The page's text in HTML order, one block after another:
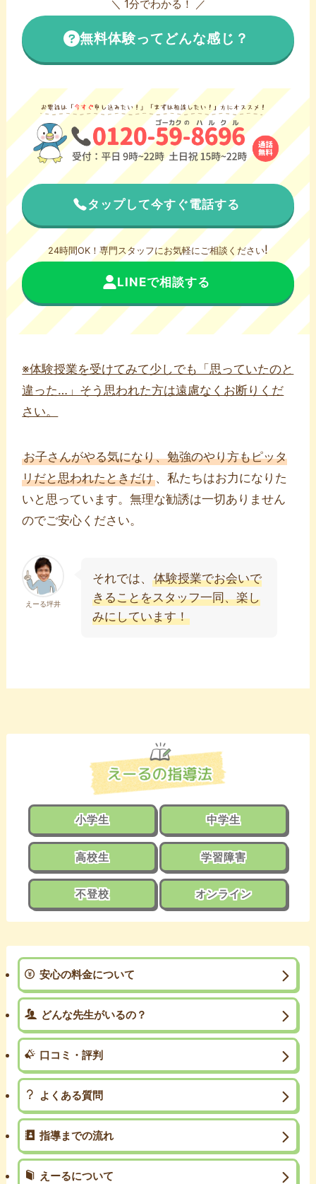
＼ 1分でわかる！ ／
無料体験ってどんな感じ？
タップして今すぐ電話する
24時間OK！専門スタッフにお気軽にご相談ください!
LINEで相談する
※体験授業を受けてみて少しでも「思っていたのと
違った…」そう思われた方は遠慮なくお断りくだ
さい。
お子さんがやる気になり、勉強のやり方もピッタ
リだと思われたときだけ、私たちはお力になりた
いと思っています。無理な勧誘は一切ありません
のでご安心ください。
えーる坪井
それでは、体験授業でお会いで
きることをスタッフ一同、楽し
みにしています！
小学生 中学生
高校生 学習障害
不登校 オンライン
安心の料金について
どんな先生がいるの？
口コミ・評判
よくある質問
指導までの流れ
えーるについて